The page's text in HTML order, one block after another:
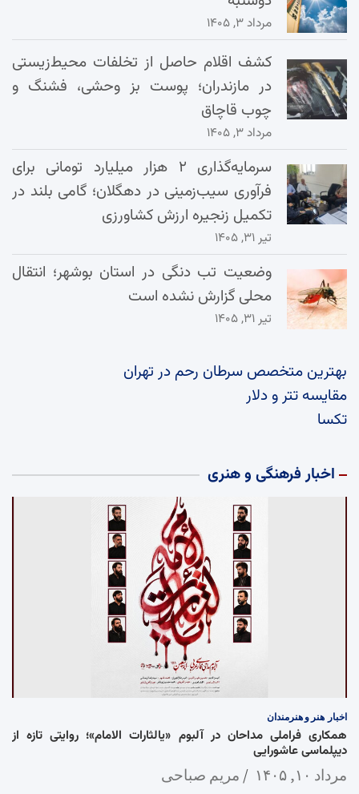
مرداد ۳, ۱۴۰۵
کشف اقلام حاصل از تخلفات محیط‌زیستی
در مازندران؛ پوست بز وحشی، فشنگ و
چوب قاچاق
مرداد ۳, ۱۴۰۵
سرمایه‌گذاری ۲ هزار میلیارد تومانی برای
فرآوری سیب‌زمینی در دهگلان؛ گامی بلند در
تکمیل زنجیره ارزش کشاورزی
تیر ۳۱, ۱۴۰۵
وضعیت تب دنگی در استان بوشهر؛ انتقال
محلی گزارش نشده است
تیر ۳۱, ۱۴۰۵
بهترین متخصص سرطان رحم در تهران
مقایسه تتر و دلار
تکسا
اخبار فرهنگی و هنری
اخبار هنر و هنرمندان
همکاری فراملی مداحان در آلبوم «یالثارات الامام»؛ روایتی تازه از
دیپلماسی عاشورایی
مرداد ۱۰, ۱۴۰۵ مریم صباحی